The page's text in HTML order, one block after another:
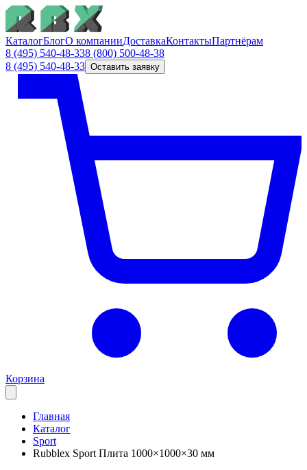
КаталогБлогО компанииДоставкаКонтактыПартнёрам
8 (495) 540-48-338 (800) 500-48-38
8 (495) 540-48-33 Оставить заявку
Корзина
Главная
Каталог
Sport
Rubblex Sport Плита 1000×1000×30 мм